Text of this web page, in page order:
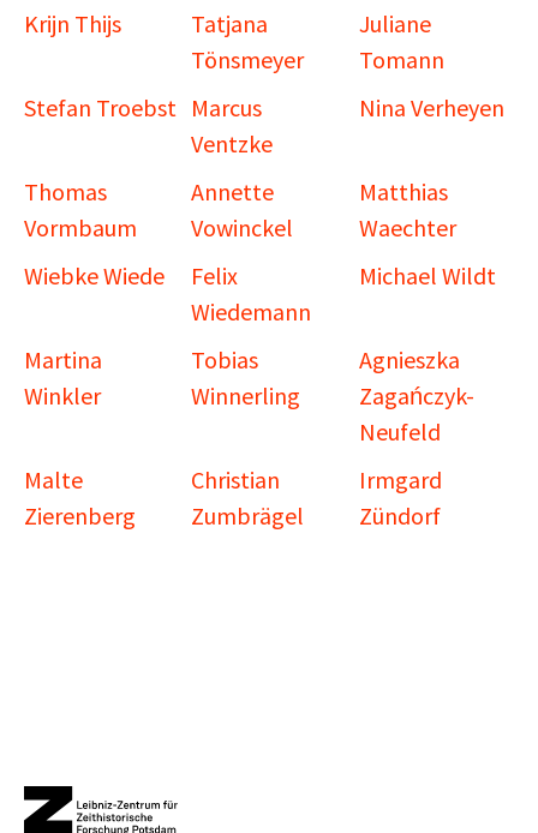
Krijn Thijs
Tatjana
Tönsmeyer
Juliane
Tomann
Stefan Troebst Marcus
Ventzke
Nina Verheyen
Thomas
Vormbaum
Annette
Vowinckel
Matthias
Waechter
Wiebke Wiede
Felix
Wiedemann
Michael Wildt
Martina
Winkler
Tobias
Winnerling
Agnieszka
Zagańczyk-
Neufeld
Malte
Zierenberg
Christian
Zumbrägel
Irmgard
Zündorf